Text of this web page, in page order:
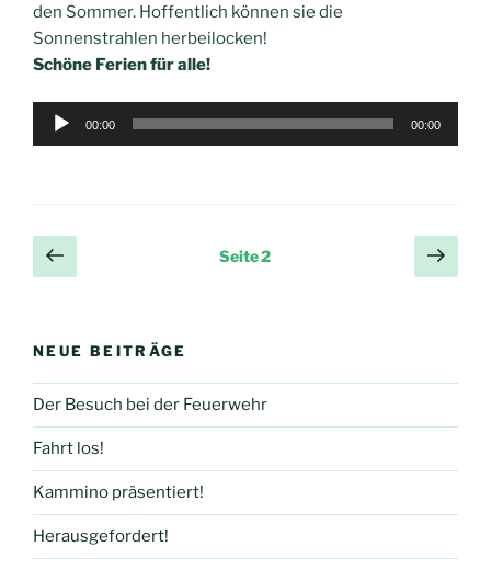
den Sommer. Hoffentlich können sie die
Sonnenstrahlen herbeilocken!
Schöne Ferien für alle!
Audio-
00:00 00:00
Seitennummerierung
der
Vorherige
Seite
Seite2
NEUE BEITRÄGE
Der Besuch bei der Feuerwehr
Fahrt los!
Kammino präsentiert!
Herausgefordert!